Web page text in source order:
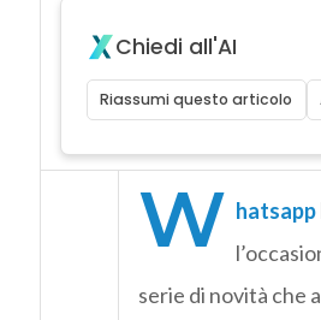
Chiedi all'AI
Riassumi questo articolo
W hatsapp
serie di novità che